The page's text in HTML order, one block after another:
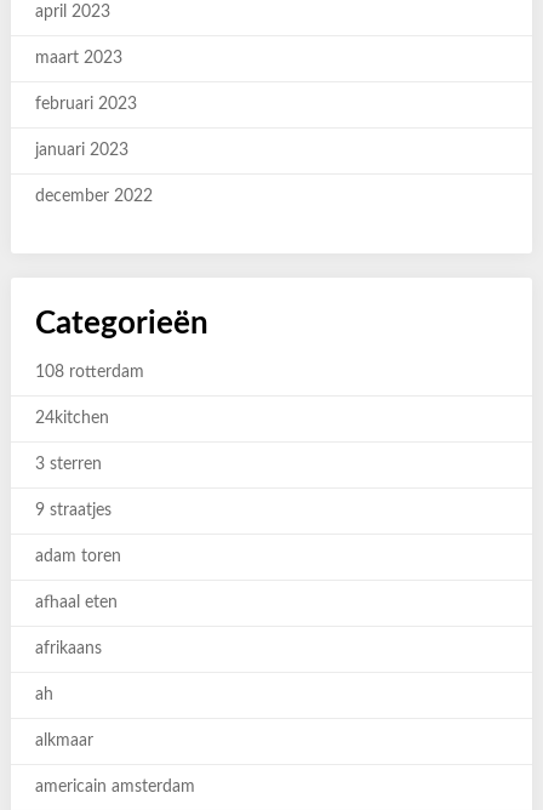
april 2023
maart 2023
februari 2023
januari 2023
december 2022
Categorieën
108 rotterdam
24kitchen
3 sterren
9 straatjes
adam toren
afhaal eten
afrikaans
ah
alkmaar
americain amsterdam